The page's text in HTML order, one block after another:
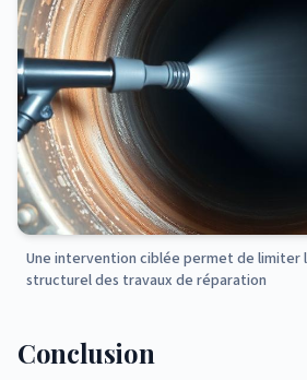
Une intervention ciblée permet de limiter
structurel des travaux de réparation
Conclusion